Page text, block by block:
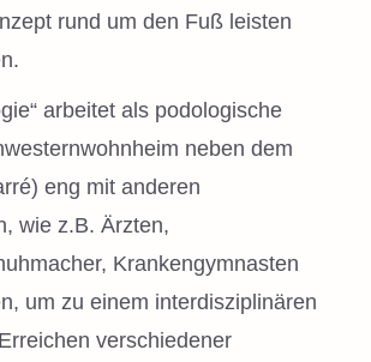
rund um den Fuß leisten
arbeitet als podologische
neben dem
eng mit anderen
wie z.B. Ärzten,
Krankengymnasten
um zu einem interdisziplinären
verschiedener